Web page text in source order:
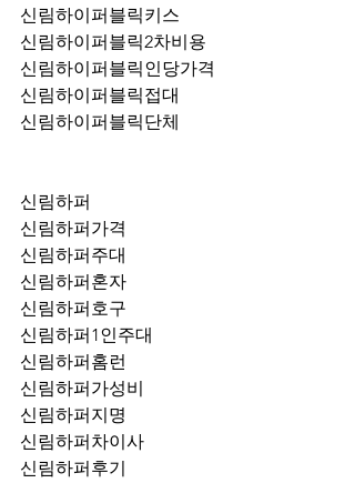
신림하이퍼블릭키스
신림하이퍼블릭2차비용
신림하이퍼블릭인당가격
신림하이퍼블릭접대
신림하이퍼블릭단체
신림하퍼
신림하퍼가격
신림하퍼주대
신림하퍼혼자
신림하퍼호구
신림하퍼1인주대
신림하퍼홈런
신림하퍼가성비
신림하퍼지명
신림하퍼차이사
신림하퍼후기